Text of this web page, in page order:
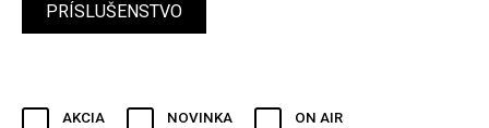
PRÍSLUŠENSTVO
AKCIA NOVINKA ON AIR